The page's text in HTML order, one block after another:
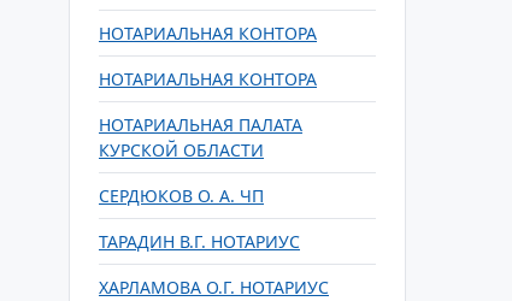
НОТАРИАЛЬНАЯ КОНТОРА
НОТАРИАЛЬНАЯ КОНТОРА
НОТАРИАЛЬНАЯ ПАЛАТА
КУРСКОЙ ОБЛАСТИ
СЕРДЮКОВ О. А. ЧП
ТАРАДИН В.Г. НОТАРИУС
ХАРЛАМОВА О.Г. НОТАРИУС